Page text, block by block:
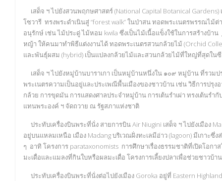
เสด็จ ฯ ไปยังสวนพฤกษศาสตร์ (National Capital Botanical
โซวารี ทรงพระดำเนินสู่ “forest walk” ในป่าสน ทอดพระเนตรพรรณไ
อนุรักษ์ เช่น ไม้ประดู่ ไม้หอม kwila ซึ่งเป็นไม้เนื้อแข็งใช้ในการสร้างบ้
หญ้า ให้คนมาทำพิธีแต่งงานได้ ทอดพระเนตรสวนกล้วยไม้ (Orchid
และพันธุ์ผสม (hybrid) เป็นแปลงกล้วยไม้และสวนกล้วยไม้ที่ใหญ่ที่สุดใน
เสด็จ ฯ ไปยังหมู่บ้านบาราเกา เป็นหมู่บ้านหนึ่งใน ๑๐๙ หมู่บ้าน ที่รวม
พระเนตรความเป็นอยู่และประเพณีพื้นเมืองของชาวบ้าน เช่น วิธีการปรุ
กล้วย การขุดมัน การแสดงศาลประจำหมู่บ้าน การเต้นรำเผ่า ทรงเต้นรำ
แทนพระองค์ ฯ จัดถวาย ณ รัฐสภาแห่งชาติ
ประทับเครื่องบินพระที่นั่ง สายการบิน Air Niugini เสด็จ ฯ ไปยังเมือง
อยู่บนแหลมเหนือ เมือง Madang บริเวณฝั่งทะเลมีอ่าว (lagoon) มีเกาะ
ๆ อาทิ โครงการ parataxonomists การศึกษาเรื่องธรรมชาติที่เปิดโอก
มะเดื่อและแมลงที่กินใบหรือผลมะเดื่อ โครงการเลี้ยงปลาเพื่อช่วยชาวบ้า
ประทับเครื่องบินพระที่นั่งต่อไปยังเมือง Goroka อยู่ที่ Eastern